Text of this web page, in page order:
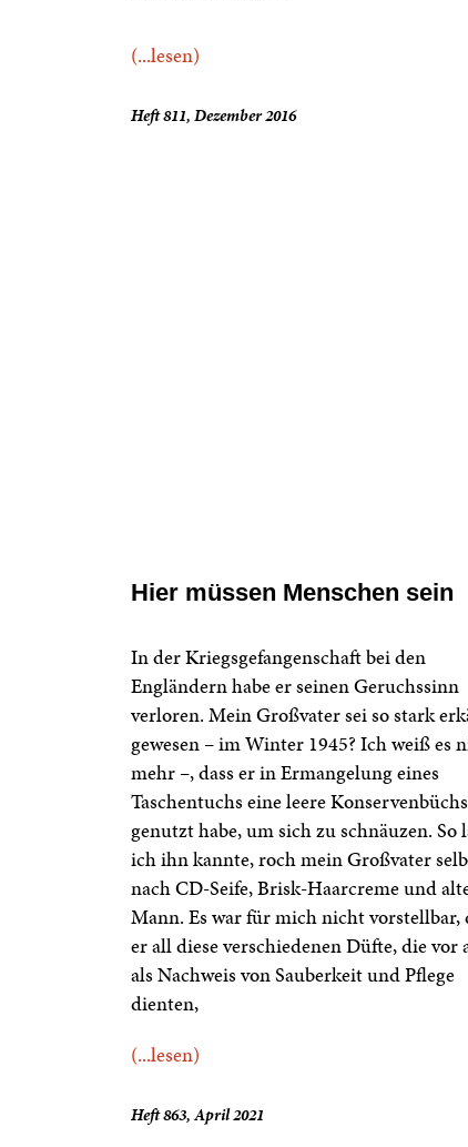
(...lesen)
Heft 811, Dezember 2016
Hier müssen Menschen sein
In der Kriegsgefangenschaft bei den
Engländern habe er seinen Geruchssinn
verloren. Mein Großvater sei so stark
gewesen – im Winter 1945? Ich weiß es
mehr –, dass er in Ermangelung eines
Taschentuchs eine leere
genutzt habe, um sich zu schnäuzen. So
ich ihn kannte, roch mein Großvater
nach CD-Seife, Brisk-Haarcreme und
Mann. Es war für mich nicht vorstellbar,
er all diese verschiedenen Düfte, die vor
als Nachweis von Sauberkeit und Pflege
dienten,
(...lesen)
Heft 863, April 2021